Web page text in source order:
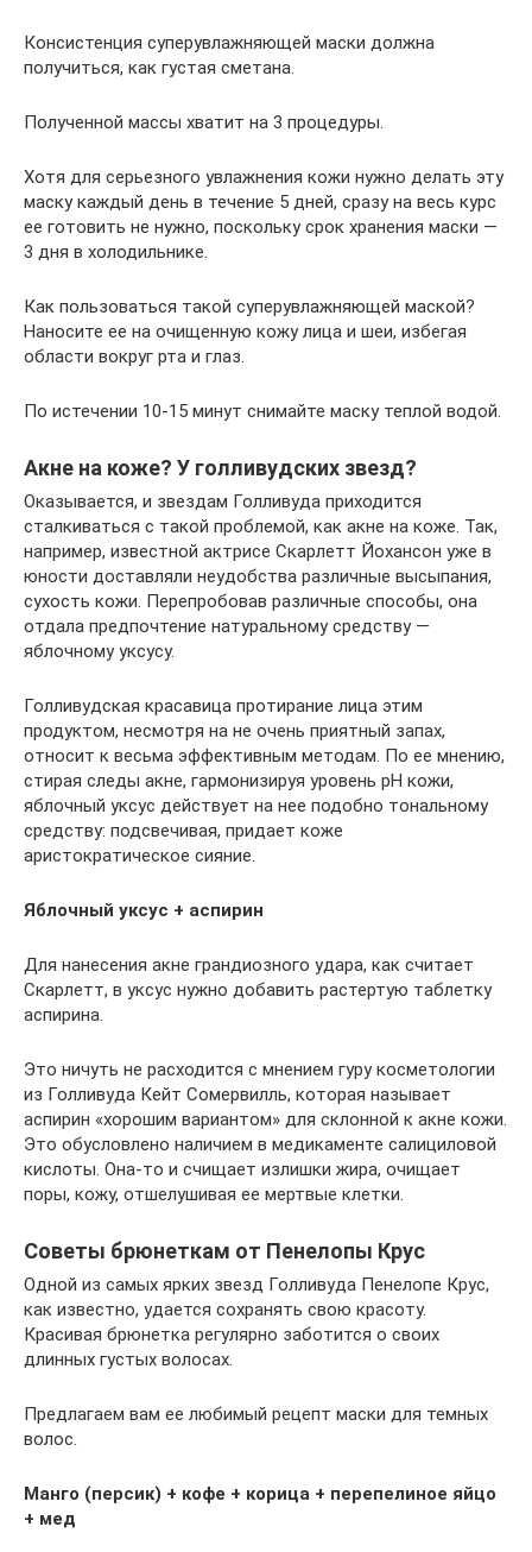
Консистенция суперувлажняющей маски должна
получиться, как густая сметана.
Полученной массы хватит на 3 процедуры.
Хотя для серьезного увлажнения кожи нужно делать эту
маску каждый день в течение 5 дней, сразу на весь курс
ее готовить не нужно, поскольку срок хранения маски —
3 дня в холодильнике.
Как пользоваться такой суперувлажняющей маской?
Наносите ее на очищенную кожу лица и шеи, избегая
области вокруг рта и глаз.
По истечении 10-15 минут снимайте маску теплой водой.
Акне на коже? У голливудских звезд?
Оказывается, и звездам Голливуда приходится
сталкиваться с такой проблемой, как акне на коже. Так,
например, известной актрисе Скарлетт Йохансон уже в
юности доставляли неудобства различные высыпания,
сухость кожи. Перепробовав различные способы, она
отдала предпочтение натуральному средству —
яблочному уксусу.
Голливудская красавица протирание лица этим
продуктом, несмотря на не очень приятный запах,
относит к весьма эффективным методам. По ее мнению,
стирая следы акне, гармонизируя уровень рН кожи,
яблочный уксус действует на нее подобно тональному
средству: подсвечивая, придает коже
аристократическое сияние.
Яблочный уксус + аспирин
Для нанесения акне грандиозного удара, как считает
Скарлетт, в уксус нужно добавить растертую таблетку
аспирина.
Это ничуть не расходится с мнением гуру косметологии
из Голливуда Кейт Сомервилль, которая называет
аспирин «хорошим вариантом» для склонной к акне кожи.
Это обусловлено наличием в медикаменте салициловой
кислоты. Она-то и счищает излишки жира, очищает
поры, кожу, отшелушивая ее мертвые клетки.
Советы брюнеткам от Пенелопы Крус
Одной из самых ярких звезд Голливуда Пенелопе Крус,
как известно, удается сохранять свою красоту.
Красивая брюнетка регулярно заботится о своих
длинных густых волосах.
Предлагаем вам ее любимый рецепт маски для темных
волос.
Манго (персик) + кофе + корица + перепелиное яйцо
+ мед